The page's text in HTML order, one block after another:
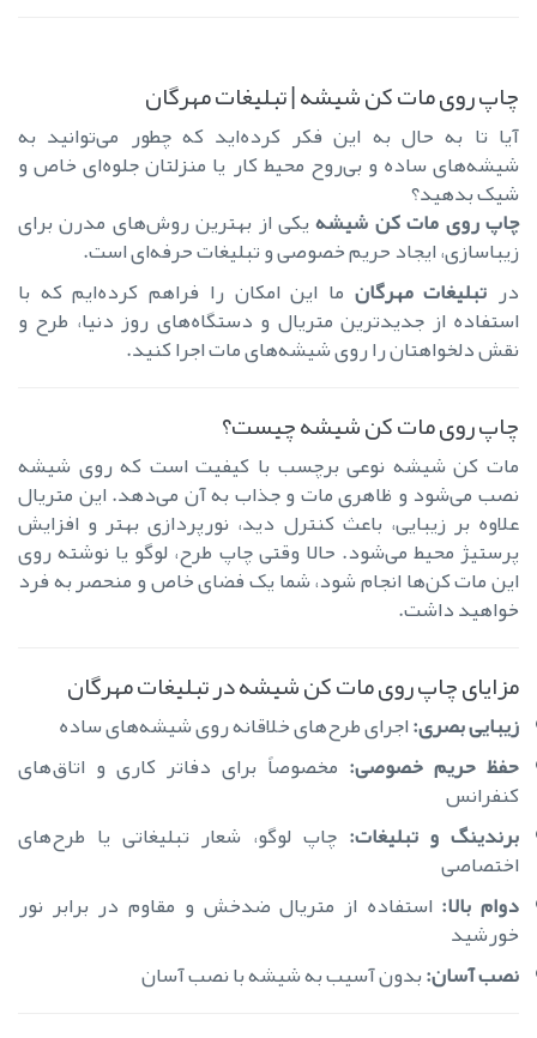
چاپ روی مات کن شیشه | تبلیغات مهرگان
آیا تا به حال به این فکر کرده‌اید که چطور می‌توانید به
شیشه‌های ساده و بی‌روح محیط کار یا منزلتان جلوه‌ای خاص و
شیک بدهید؟
چاپ روی مات کن شیشهیکی از بهترین روش‌های مدرن برای
زیباسازی، ایجاد حریم خصوصی و تبلیغات حرفه‌ای است.
در تبلیغات مهرگان ما این امکان را فراهم کرده‌ایم که با
استفاده از جدیدترین متریال و دستگاه‌های روز دنیا، طرح و
نقش دلخواهتان را روی شیشه‌های مات اجرا کنید.
چاپ روی مات کن شیشه چیست؟
مات کن شیشه نوعی برچسب با کیفیت است که روی شیشه
نصب می‌شود و ظاهری مات و جذاب به آن می‌دهد. این متریال
علاوه بر زیبایی، باعث کنترل دید، نورپردازی بهتر و افزایش
پرستیژ محیط می‌شود. حالا وقتی چاپ طرح، لوگو یا نوشته روی
این مات کن‌ها انجام شود، شما یک فضای خاص و منحصر به فرد
خواهید داشت.
مزایای چاپ روی مات کن شیشه در تبلیغات مهرگان
زیبایی بصری:اجرای طرح‌های خلاقانه روی شیشه‌های ساده
حفظ حریم خصوصی: مخصوصاً برای دفاتر کاری و اتاق‌های
کنفرانس
برندینگ و تبلیغات: چاپ لوگو، شعار تبلیغاتی یا طرح‌های
اختصاصی
دوام بالا: استفاده از متریال ضدخش و مقاوم در برابر نور
خورشید
نصب آسان:بدون آسیب به شیشه با نصب آسان